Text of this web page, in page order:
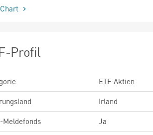
Profil
ETF Aktien
Irland
Meldefonds
Ja